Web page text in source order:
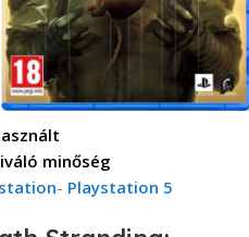
minőség
- Playstation 5